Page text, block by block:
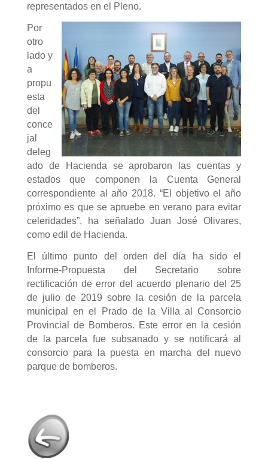
representados en el Pleno.
Por
otro
lado y
a
propu
esta
del
conce
jal
deleg
ado de Hacienda se aprobaron las cuentas y
estados que componen la Cuenta General
correspondiente al año 2018. “El objetivo el año
próximo es que se apruebe en verano para evitar
celeridades”, ha señalado Juan José Olivares,
como edil de Hacienda.
El último punto del orden del día ha sido el
Informe-Propuesta del Secretario sobre
rectificación de error del acuerdo plenario del 25
de julio de 2019 sobre la cesión de la parcela
municipal en el Prado de la Villa al Consorcio
Provincial de Bomberos. Este error en la cesión
de la parcela fue subsanado y se notificará al
consorcio para la puesta en marcha del nuevo
parque de bomberos.